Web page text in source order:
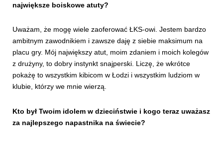
największe boiskowe atuty?
Uważam, że mogę wiele zaoferować ŁKS-owi. Jestem bardzo
ambitnym zawodnikiem i zawsze daję z siebie maksimum na
placu gry. Mój największy atut, moim zdaniem i moich kolegów
z drużyny, to dobry instynkt snajperski. Liczę, że wkrótce
pokażę to wszystkim kibicom w Łodzi i wszystkim ludziom w
klubie, którzy we mnie wierzą.
Kto był Twoim idolem w dzieciństwie i kogo teraz uważasz
za najlepszego napastnika na świecie?